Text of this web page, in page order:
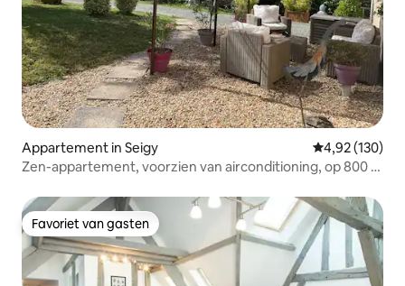
Appartement in Seigy Gemiddelde
4,92 (130)
Zen-appartement, voorzien van airconditioning, op 800 m
Favoriet van gasten
Favoriet van gasten